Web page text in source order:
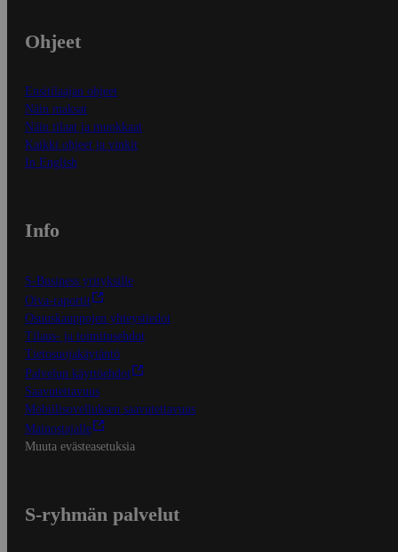
Ohjeet
Ensitilaajan ohjeet
Näin maksat
Näin tilaat ja muokkaat
Kaikki ohjeet ja vinkit
In English
Info
S-Business yrityksille
Oiva-raportit
Osuuskauppojen yhteystiedot
Tilaus- ja toimitusehdot
Tietosuojakäytäntö
Palvelun käyttöehdot
Saavutettavuus
Mobiilisovelluksen saavutettavuus
Mainostajalle
Muuta evästeasetuksia
S-ryhmän palvelut